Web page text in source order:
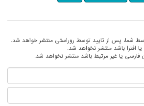
شما، پس از تایید توسط روراستی منتشر خواهد شد.
افترا باشد منتشر نخواهد شد.
فارسی یا غیر مرتبط باشد منتشر نخواهد شد.